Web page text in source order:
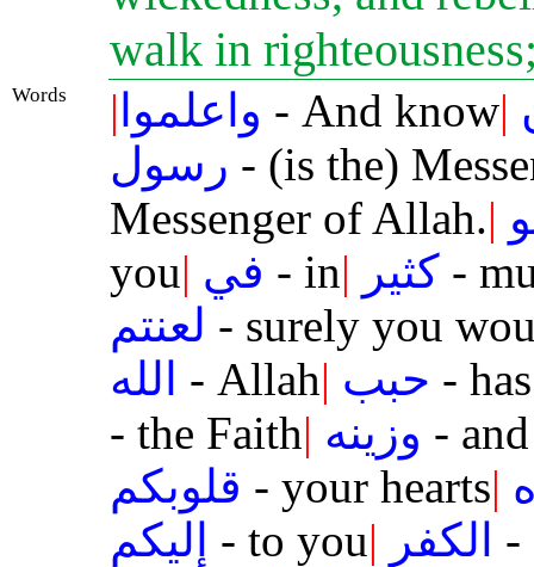
walk in
Words | واعلموا - And know|
رسول - (is the)
Messenger of Allah.|
you| في - in| كثير -
لعنتم - surely you
الله - Allah| حبب -
- the Faith| وزينه -
قلوبكم - your hearts|
إليكم - to you| الكفر -